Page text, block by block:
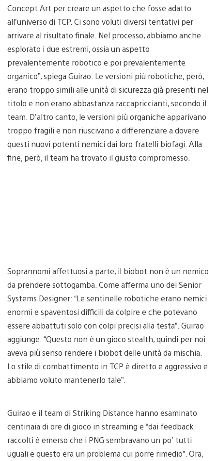
Concept Art per creare un aspetto che fosse adatto
all’universo di TCP. Ci sono voluti diversi tentativi per
arrivare al risultato finale. Nel processo, abbiamo anche
esplorato i due estremi, ossia un aspetto
prevalentemente robotico e poi prevalentemente
organico”, spiega Guirao. Le versioni più robotiche, però,
erano troppo simili alle unità di sicurezza già presenti nel
titolo e non erano abbastanza raccapriccianti, secondo il
team. D’altro canto, le versioni più organiche apparivano
troppo fragili e non riuscivano a differenziare a dovere
questi nuovi potenti nemici dai loro fratelli biofagi. Alla
fine, però, il team ha trovato il giusto compromesso.
Soprannomi affettuosi a parte, il biobot non è un nemico
da prendere sottogamba. Come afferma uno dei Senior
Systems Designer: “Le sentinelle robotiche erano nemici
enormi e spaventosi difficili da colpire e che potevano
essere abbattuti solo con colpi precisi alla testa”. Guirao
aggiunge: “Questo non è un gioco stealth, quindi per noi
aveva più senso rendere i biobot delle unità da mischia.
Lo stile di combattimento in TCP è diretto e aggressivo e
abbiamo voluto mantenerlo tale”.
Guirao e il team di Striking Distance hanno esaminato
centinaia di ore di gioco in streaming e “dai feedback
raccolti è emerso che i PNG sembravano un po’ tutti
uguali e questo era un problema cui porre rimedio”. Ora,